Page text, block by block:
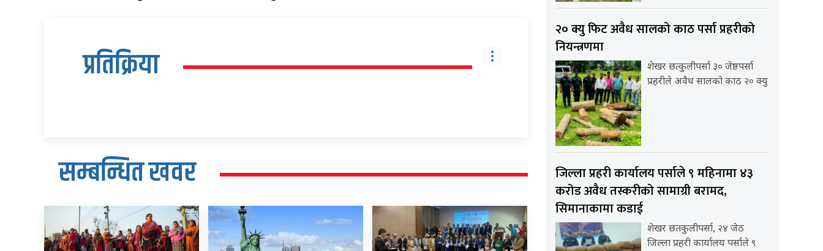
प्रतिक्रिया
सम्बन्धित खवर
२० क्यु फिट अवैध सालको काठ पर्सा प्रहरीको
नियन्त्रणमा
शेखर छत्कुलीपर्सा ३० जेष्ठपर्सा
प्रहरीले अवैध सालको काठ २० क्यु
जिल्ला प्रहरी कार्यालय पर्साले ९ महिनामा ४३
करोड अवैध तस्करीको सामाग्री बरामद,
सिमानाकामा कडाई
शेखर छतकुलीपर्सा, २४ जेठ
जिल्ला प्रहरी कार्यालय पर्साले ९